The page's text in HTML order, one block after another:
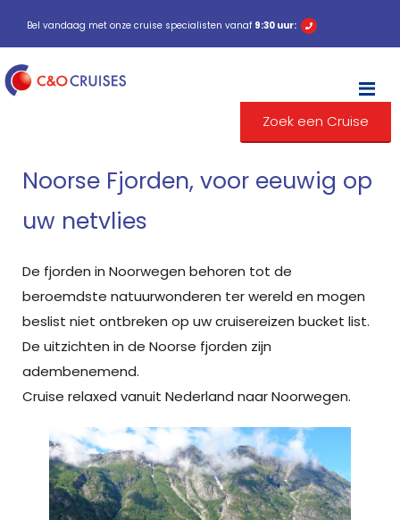
Bel vandaag met onze cruise specialisten vanaf 9:30 uur:
Zoek een Cruise
Noorse Fjorden, voor eeuwig op
uw netvlies
De fjorden in Noorwegen behoren tot de
beroemdste natuurwonderen ter wereld en mogen
beslist niet ontbreken op uw cruisereizen bucket list.
De uitzichten in de Noorse fjorden zijn
adembenemend.
Cruise relaxed vanuit Nederland naar Noorwegen.